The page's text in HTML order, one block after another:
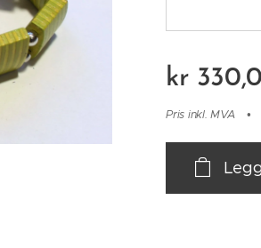
kr
Pris inkl. MVA